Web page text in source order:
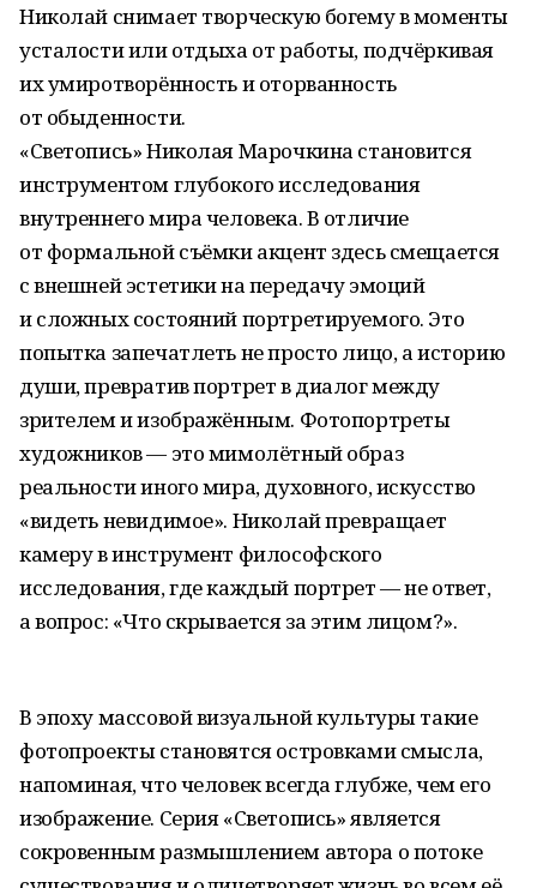
Николай снимает творческую богему в моменты
усталости или отдыха от работы, подчёркивая
их умиротворённость и отор­ванность
от обыденности.
«Светопись» Николая Марочкина становится
инструментом глубокого исследования
внутреннего мира человека. В отличие
от формальной съёмки акцент здесь смещается
с внешней эстетики на передачу эмоций
и сложных состояний портретируемого. Это
попытка запечатлеть не просто лицо, а историю
души, превратив портрет в диалог между
зрителем и изображённым. Фотопортреты
художников — это мимолётный образ
реальности иного мира, духовного, искусство
«видеть невидимое». Николай превращает
камеру в инструмент философского
исследования, где каждый портрет — не ответ,
а вопрос: «Что скрывается за этим лицом?».
В эпоху массовой визуальной культуры такие
фотопроекты становятся островками смысла,
напоминая, что человек всегда глубже, чем его
изображение. Серия «Светопись» является
сокровенным размышлением автора о потоке